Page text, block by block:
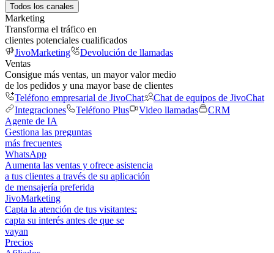
Todos los canales
Marketing
Transforma el tráfico en
clientes potenciales cualificados
JivoMarketing
Devolución de llamadas
Ventas
Consigue más ventas, un mayor valor medio
de los pedidos y una mayor base de clientes
Teléfono empresarial de JivoChat
Chat de equipos de JivoChat
Integraciones
Teléfono Plus Video llamadas
CRM
Agente de IA
Gestiona las preguntas
más frecuentes
WhatsApp
Aumenta las ventas y ofrece asistencia
a tus clientes a través de su aplicación
de mensajería preferida
JivoMarketing
Capta la atención de tus visitantes:
capta su interés antes de que se
vayan
Precios